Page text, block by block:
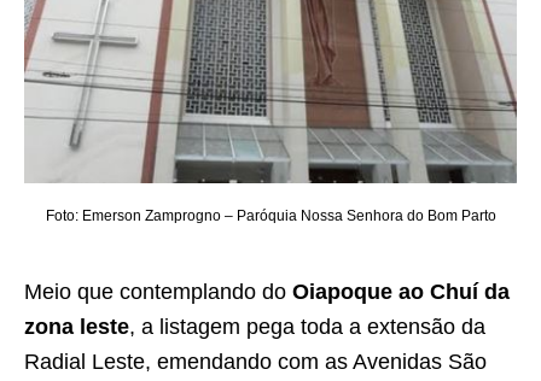
Foto: Emerson Zamprogno – Paróquia Nossa Senhora do Bom Parto
Meio que contemplando do Oiapoque ao Chuí da
zona leste, a listagem pega toda a extensão da
Radial Leste, emendando com as Avenidas São